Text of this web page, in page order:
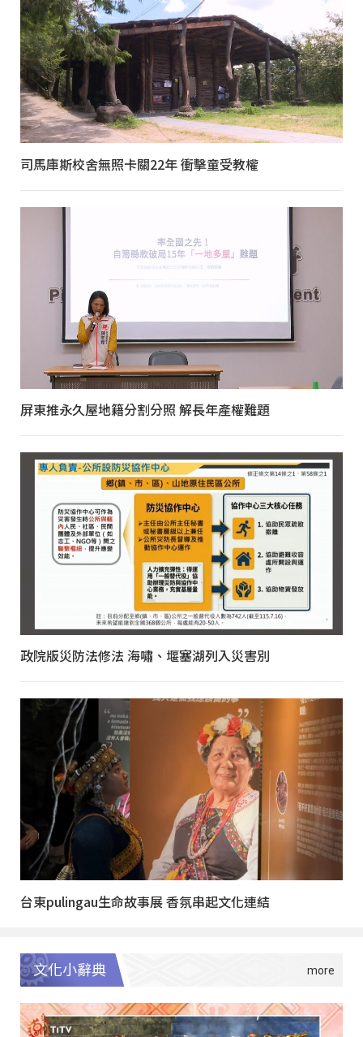
司馬庫斯校舍無照卡關22年 衝擊童受教權
屏東推永久屋地籍分割分照 解長年產權難題
政院版災防法修法 海嘯、堰塞湖列入災害別
台東pulingau生命故事展 香氛串起文化連結
文化小辭典